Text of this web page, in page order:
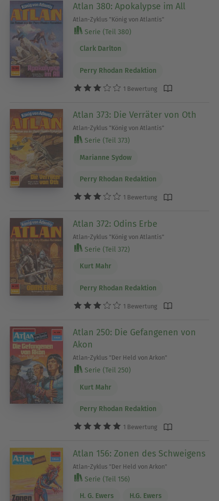
Atlan 380: Apokalypse im All
Atlan-Zyklus "König von Atlantis"
Serie (Teil 380)
Clark Darlton
Perry Rhodan Redaktion
1 Bewertung
Atlan 373: Die Verräter von Oth
Atlan-Zyklus "König von Atlantis"
Serie (Teil 373)
Marianne Sydow
Perry Rhodan Redaktion
1 Bewertung
Atlan 372: Odins Erbe
Atlan-Zyklus "König von Atlantis"
Serie (Teil 372)
Kurt Mahr
Perry Rhodan Redaktion
1 Bewertung
Atlan 250: Die Gefangenen von
Akon
Atlan-Zyklus "Der Held von Arkon"
Serie (Teil 250)
Kurt Mahr
Perry Rhodan Redaktion
1 Bewertung
Atlan 156: Zonen des Schweigens
Atlan-Zyklus "Der Held von Arkon"
Serie (Teil 156)
H. G. Ewers H.G. Ewers